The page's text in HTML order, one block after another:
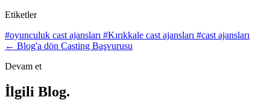
Etiketler
#oyunculuk cast ajansları #Kırıkkale cast ajansları #cast ajansları
← Blog'a dön Casting Başvurusu
Devam et
İlgili Blog.